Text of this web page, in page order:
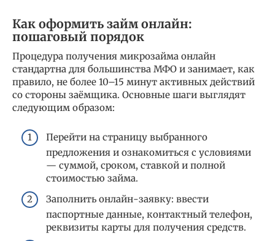
Как оформить займ онлайн:
пошаговый порядок
Процедура получения микрозайма онлайн
стандартна для большинства МФО и занимает, как
правило, не более 10–15 минут активных действий
со стороны заёмщика. Основные шаги выглядят
следующим образом:
Перейти на страницу выбранного
предложения и ознакомиться с условиями
— суммой, сроком, ставкой и полной
стоимостью займа.
Заполнить онлайн-заявку: ввести
паспортные данные, контактный телефон,
реквизиты карты для получения средств.